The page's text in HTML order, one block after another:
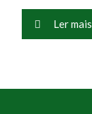
Ler mais